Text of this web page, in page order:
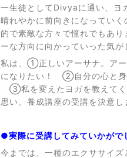
一生徒としてDivyaに通い、ヨ
晴れやかに前向きになってい
的で素敵な方々で憧れでもあ
ーな方向に向かっていった気が
私は、①正しいアーサナ。アー
になりたい！ ②自分の心と身
③私を変えたヨガを教えてく
思い、養成講座の受講を決意し
●実際に受講してみていかがで
今までは、一種のエクササイ